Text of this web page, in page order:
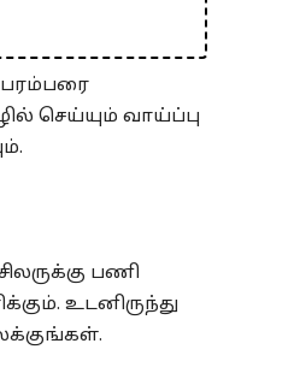
பரம்பரை
செய்யும் வாய்ப்பு
பணி
உடனிருந்து